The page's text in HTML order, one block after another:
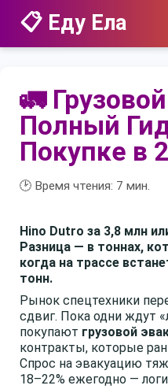
📋 Еду Ела
🚛
Полный
Покупке в
🕑 Время чтения: 7 мин.
Hino Dutro за 3,8 млн
Разница — в тоннах,
когда на трассе
тонн.
Рынок спецтехники
сдвиг. Пока одни ждут
покупают грузовой
контракты, которые
Спрос на эвакуацию
18–22% ежегодно —